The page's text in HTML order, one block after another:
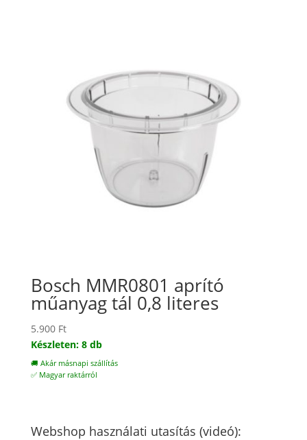
Bosch MMR0801 aprító
műanyag tál 0,8 literes
5.900 Ft
Készleten: 8 db
🚚 Akár másnapi szállítás
✅ Magyar raktárról
Webshop használati utasítás (videó):